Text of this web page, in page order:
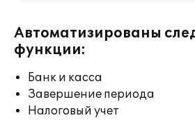
Автоматизированы
функции:
Банк и касса
Завершение периода
Налоговый учет